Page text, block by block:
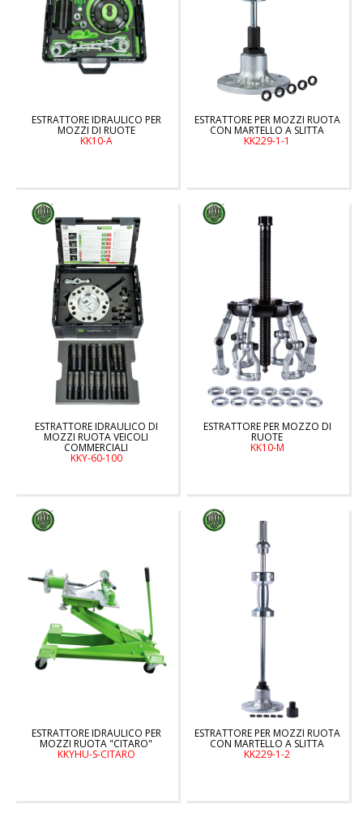
ESTRATTORE IDRAULICO PER
MOZZI DI RUOTE
KK10-A
ESTRATTORE PER MOZZI RUOTA
CON MARTELLO A SLITTA
KK229-1-1
ESTRATTORE IDRAULICO DI
MOZZI RUOTA VEICOLI
COMMERCIALI
KKY-60-100
ESTRATTORE PER MOZZO DI
RUOTE
KK10-M
ESTRATTORE IDRAULICO PER
MOZZI RUOTA "CITARO"
KKYHU-S-CITARO
ESTRATTORE PER MOZZI RUOTA
CON MARTELLO A SLITTA
KK229-1-2